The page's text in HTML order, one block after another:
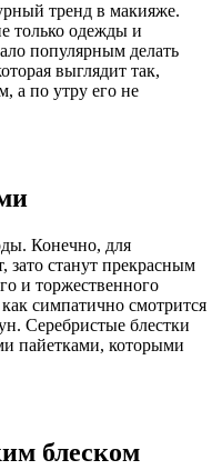
тренд в макияже.
только одежды и
популярным делать
выглядит так,
а по утру его не
Конечно, для
зато станут прекрасным
и торжественного
симпатично смотрится
Серебристые блестки
пайетками, которыми
блеском